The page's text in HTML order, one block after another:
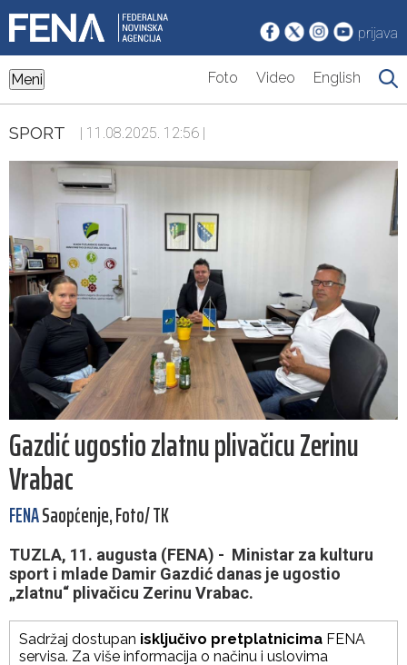
prijava
Meni Foto Video English
SPORT | 11.08.2025. 12:56 |
Gazdić ugostio zlatnu plivačicu Zerinu
Vrabac
FENASaopćenje, Foto/ TK
TUZLA, 11. augusta (FENA) - Ministar za kulturu
sport i mlade Damir Gazdić danas je ugostio
„zlatnu“ plivačicu Zerinu Vrabac.
Sadržaj dostupan isključivo pretplatnicima FENA
servisa. Za više informacija o načinu i uslovima